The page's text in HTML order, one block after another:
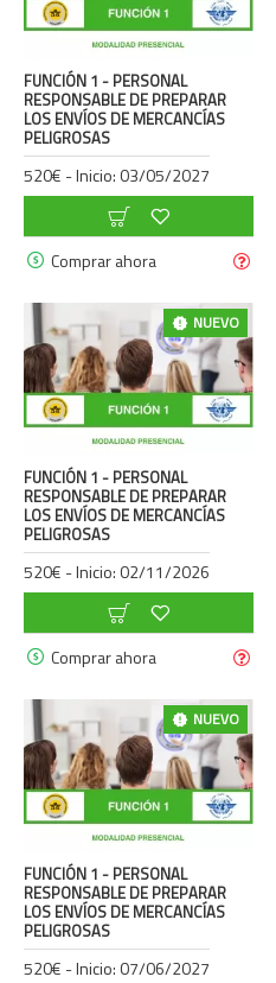
FUNCIÓN 1 - PERSONAL
RESPONSABLE DE PREPARAR
LOS ENVÍOS DE MERCANCÍAS
PELIGROSAS
520€ - Inicio: 03/05/2027
Comprar ahora
NUEVO
FUNCIÓN 1 - PERSONAL
RESPONSABLE DE PREPARAR
LOS ENVÍOS DE MERCANCÍAS
PELIGROSAS
520€ - Inicio: 02/11/2026
Comprar ahora
NUEVO
FUNCIÓN 1 - PERSONAL
RESPONSABLE DE PREPARAR
LOS ENVÍOS DE MERCANCÍAS
PELIGROSAS
520€ - Inicio: 07/06/2027